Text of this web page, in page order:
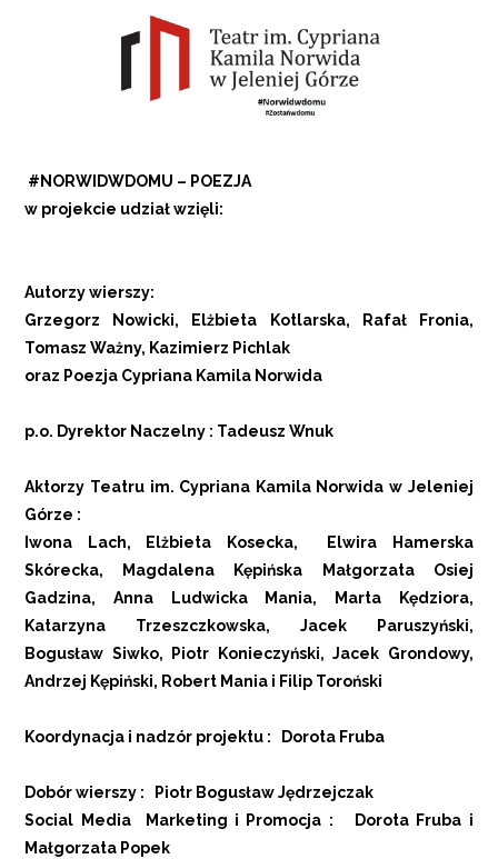
#NORWIDWDOMU – POEZJA
w projekcie udział wzięli:
Autorzy wierszy:
Grzegorz Nowicki, Elżbieta Kotlarska, Rafał Fronia,
Tomasz Ważny, Kazimierz Pichlak
oraz Poezja Cypriana Kamila Norwida
p.o. Dyrektor Naczelny : Tadeusz Wnuk
Aktorzy Teatru im. Cypriana Kamila Norwida w Jeleniej
Górze :
Iwona Lach, Elżbieta Kosecka, Elwira Hamerska
Skórecka, Magdalena Kępińska Małgorzata Osiej
Gadzina, Anna Ludwicka Mania, Marta Kędziora,
Katarzyna Trzeszczkowska, Jacek Paruszyński,
Bogusław Siwko, Piotr Konieczyński, Jacek Grondowy,
Andrzej Kępiński, Robert Mania i Filip Toroński
Koordynacja i nadzór projektu : Dorota Fruba
Dobór wierszy : Piotr Bogusław Jędrzejczak
Social Media Marketing i Promocja : Dorota Fruba i
Małgorzata Popek